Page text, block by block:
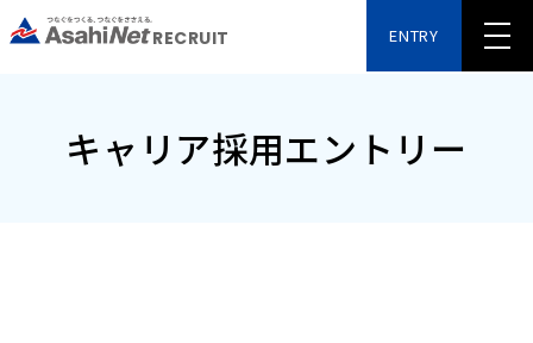
RECRUIT ENTRY
キャリア採用エントリー